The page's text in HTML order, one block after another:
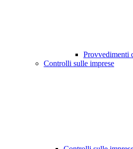
Provvedimenti
Controlli sulle imprese